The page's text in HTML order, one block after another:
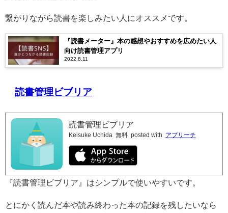
繋がりながら読書を楽しみたい人にオススメです。
『読書メーター』本の感想やおすすめを広めたい人
向け読書管理アプリ
2022.8.11
読書管理ビブリア
読書管理ビブリア
Keisuke Uchida 無料 posted with アプリーチ
『読書管理ビブリア』はシンプルで使いやすいです。
とにかく読んだ本や読み終わった本の記録を残したいなら